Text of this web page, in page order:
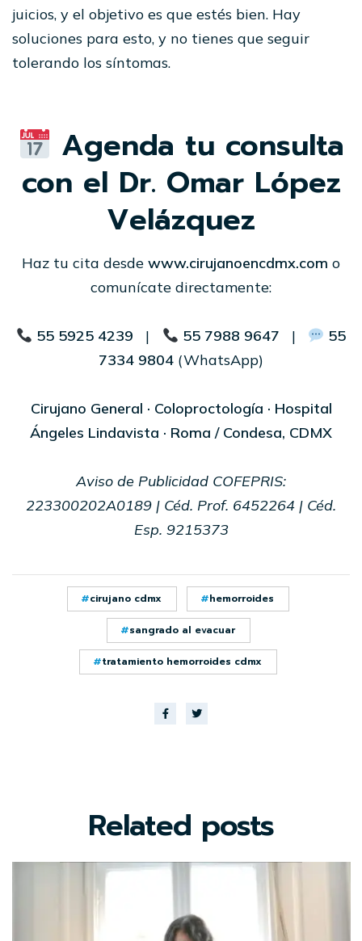
juicios, y el objetivo es que estés bien. Hay
soluciones para esto, y no tienes que seguir
tolerando los síntomas.
Agenda tu consulta
con el Dr. Omar López
Velázquez
Haz tu cita desde www.cirujanoencdmx.com o
comunícate directamente:
55 5925 4239 | 55 7988 9647 |
55
7334 9804 (WhatsApp)
Cirujano General · Coloproctología · Hospital
Ángeles Lindavista · Roma / Condesa, CDMX
Aviso de Publicidad COFEPRIS:
223300202A0189 | Céd. Prof. 6452264 | Céd.
Esp. 9215373
cirujano cdmx hemorroides
sangrado al evacuar
tratamiento hemorroides cdmx
Related posts